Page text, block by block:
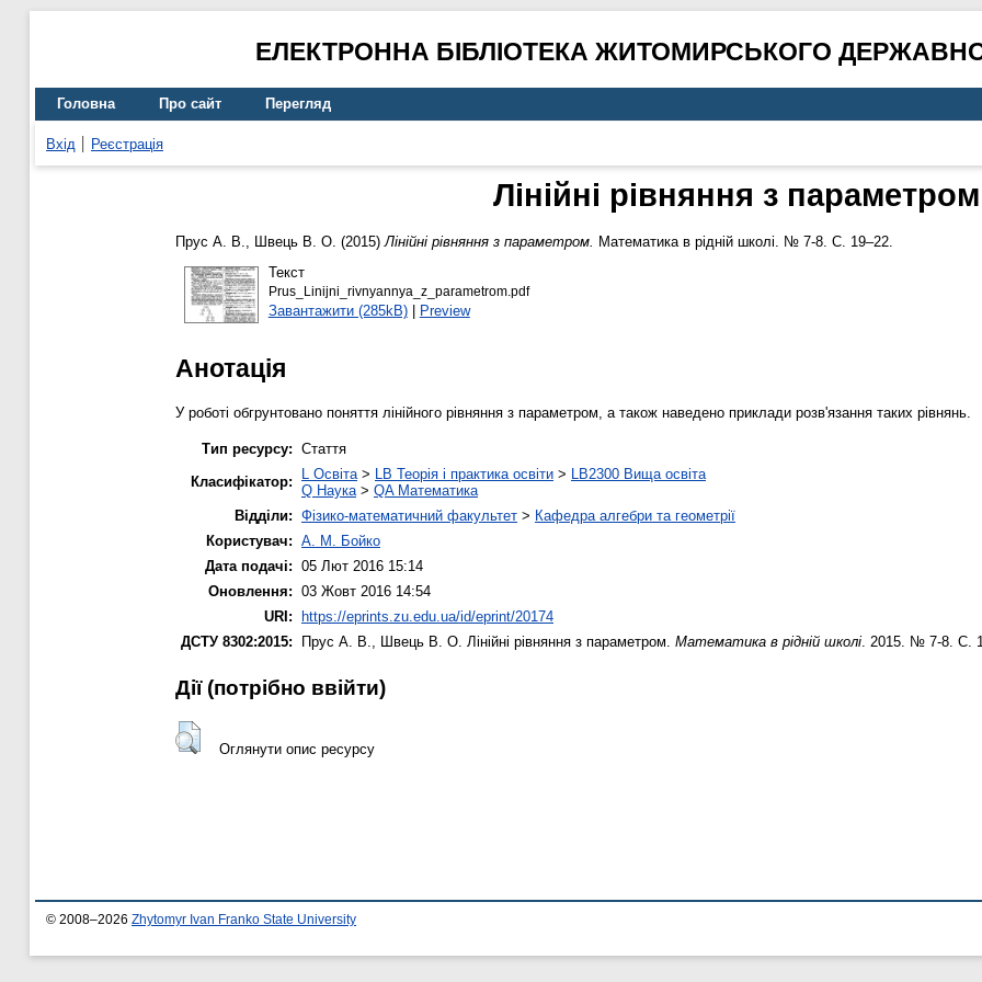
ЕЛЕКТРОННА БІБЛІОТЕКА ЖИТОМИРСЬКОГО
Головна Про сайт Перегляд
Вхід Реєстрація
Лінійні рівняння з параметром
Прус А. В., Швець В. О. (2015)Лінійні рівняння з параметром. Математика в рідній школі. № 7-8. С. 19–22.
Текст
Prus_Linijni_rivnyannya_z_parametrom.pdf
Завантажити (285kB)| Preview
Анотація
У роботі обгрунтовано поняття лінійного рівняння з параметром, а також наведено приклади розв'язання таких рівнянь.
Тип ресурсу: Стаття
Класифікатор:
L Освіта > LB Теорія і практика освіти > LB2300 Вища освіта
Q Наука > QA Математика
Відділи: Фізико-математичний факультет > Кафедра алгебри та геометрії
Користувач: А. М. Бойко
Дата подачі: 05 Лют 2016 15:14
Оновлення: 03 Жовт 2016 14:54
URI: https://eprints.zu.edu.ua/id/eprint/20174
ДСТУ 8302:2015:
Прус А. В. Швець В. О. Лінійні рівняння з параметром. Математика в рідній школі . 2015. № 7-8. С.
Дії ​​(потрібно ввійти)
Оглянути опис ресурсу
© 2008–2026 Zhytomyr Ivan Franko State University